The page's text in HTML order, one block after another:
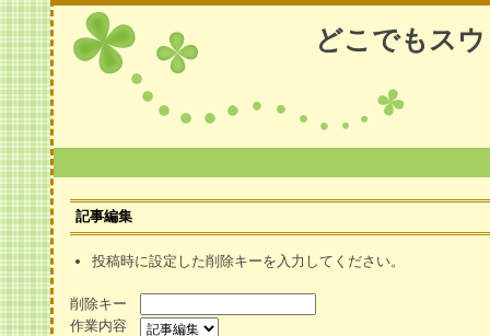
どこでもス
記事編集
投稿時に設定した削除キーを入力してください。
削除キー
作業内容